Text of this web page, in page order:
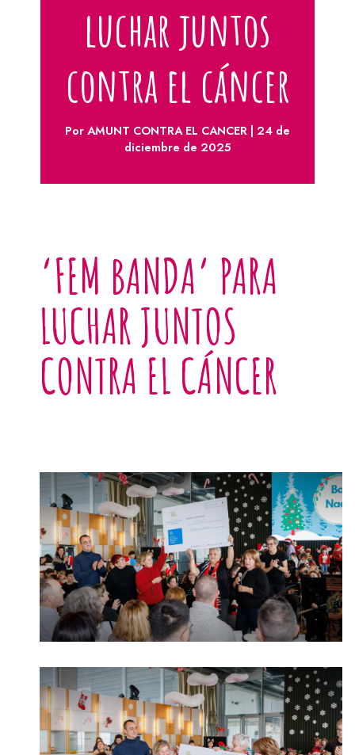
luchar juntos
contra el cáncer
PorAMUNT CONTRA EL CANCER | 24 de
diciembre de 2025
‘FEM BANDA’ PARA
LUCHAR JUNTOS
CONTRA EL CÁNCER